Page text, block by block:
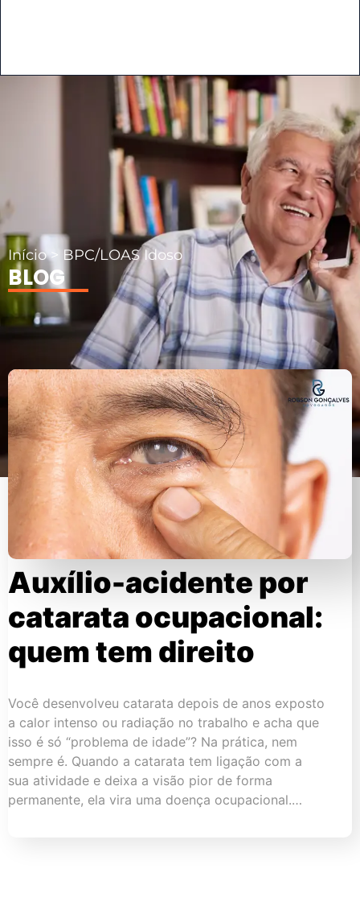
Início> BPC/LOAS Idoso
BLOG
Auxílio-acidente por
catarata ocupacional:
quem tem direito
Você desenvolveu catarata depois de anos exposto
a calor intenso ou radiação no trabalho e acha que
isso é só “problema de idade”? Na prática, nem
sempre é. Quando a catarata tem ligação com a
sua atividade e deixa a visão pior de forma
permanente, ela vira uma doença ocupacional.…